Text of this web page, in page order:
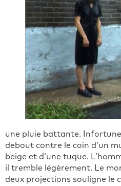
une pluie battante.
debout contre le coin d’un
beige et d’une tuque.
il tremble légèrement. Le
deux projections souligne le